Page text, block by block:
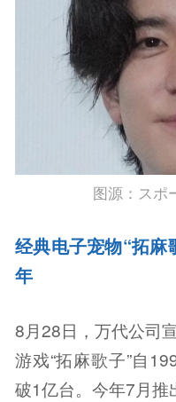
图源：スポ
经典电子宠物“拓麻
年
8月28日，万代公司
游戏“拓麻歌子”自
破1亿台。今年7月